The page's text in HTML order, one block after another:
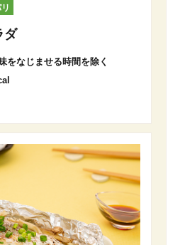
ダ
なじませる時間を除く